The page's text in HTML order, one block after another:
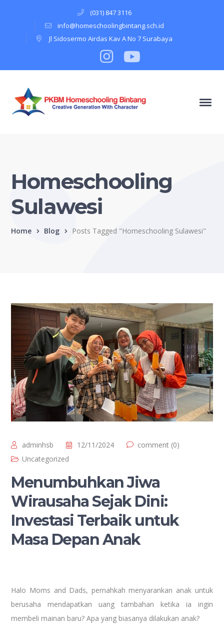
(031) 847 3116
info@homeschoolingbintang.sch.id
Jl Sidosermo Airdas Kav A No 7 Surabaya
Instagram
Profile
Youtube
Homeschooling
Sulawesi
Home Blog Posts Tagged "Homeschooling Sulawesi"
adminhsb 12/11/2024
comment (0)
Uncategorized
Menumbuhkan Jiwa
Wirausaha Sejak Dini:
Investasi Terbaik untuk
Masa Depan Anak
Halo Moms and Dads, pernahkah menyarankan anak untuk
berusaha mendapatkan uang tambahan ketika ia ingin
membeli mainan baru? Apa yang biasanya dilakukan anak?